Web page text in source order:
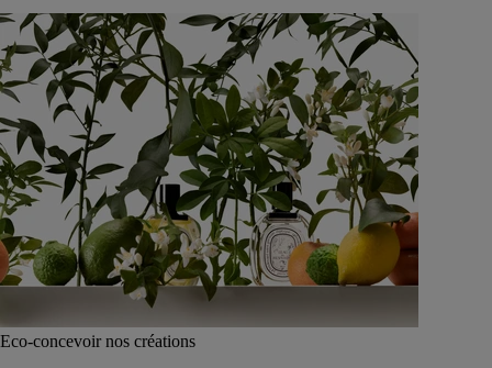
Eco-concevoir nos créations